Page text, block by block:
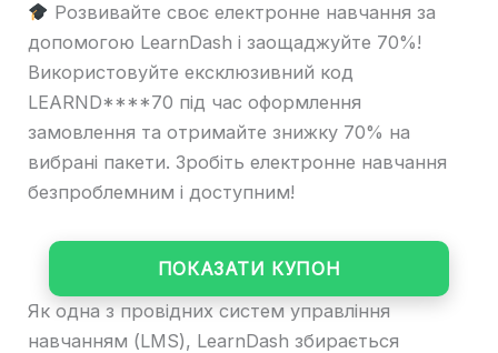
Розвивайте своє електронне навчання за
допомогою LearnDash і заощаджуйте 70%!
Використовуйте ексклюзивний код
LEARND****70 під час оформлення
замовлення та отримайте знижку 70% на
вибрані пакети. Зробіть електронне навчання
безпроблемним і доступним!
ПОКАЗАТИ КУПОН
Як одна з провідних систем управління
навчанням (LMS), LearnDash збирається